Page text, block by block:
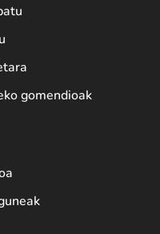
gomendioak